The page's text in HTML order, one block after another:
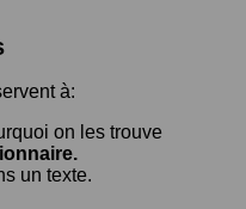
à:
on les trouve
un texte.